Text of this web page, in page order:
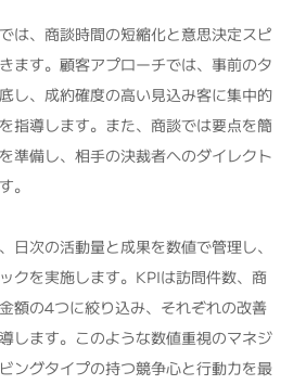
は、商談時間の短縮化と意思決定スピ
ます。顧客アプローチでは、事前のタ
し、成約確度の高い見込み客に集中的
指導します。また、商談では要点を簡
準備し、相手の決裁者へのダイレクト
。
日次の活動量と成果を数値で管理し、
クを実施します。KPIは訪問件数、商
額の4つに絞り込み、それぞれの改善
します。このような数値重視のマネジ
ングタイプの持つ競争心と行動力を最